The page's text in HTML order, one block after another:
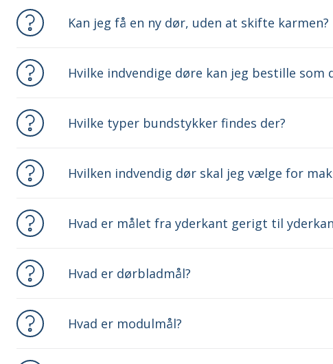
Kan jeg få en ny dør, uden at skifte karmen?
Hvilke indvendige døre kan jeg bestille som
Hvilke typer bundstykker findes der?
Hvilken indvendig dør skal jeg vælge for
Hvad er målet fra yderkant gerigt til
Hvad er dørbladmål?
Hvad er modulmål?